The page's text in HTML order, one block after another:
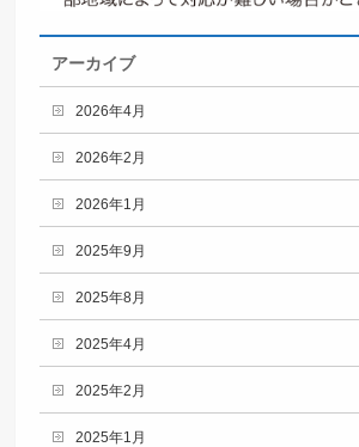
アーカイブ
2026年4月
2026年2月
2026年1月
2025年9月
2025年8月
2025年4月
2025年2月
2025年1月